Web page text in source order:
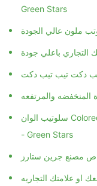
Green Stars
ملون عالي الجودة
باعلي جودة
والمرتفعه
سلوتيب الوان Colored Adhesive Tape مصنع سلوتب جرين ستارز
- Green Stars
او علامتك التجاريه